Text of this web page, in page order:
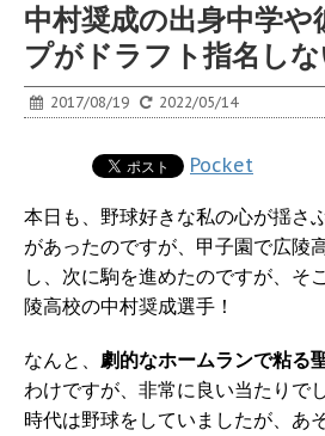
中村奨成の出身中学
プがドラフト指名し
2017/08/19 2022/05/14
Pocket
本日も、野球好きな私の心が揺さ
があったのですが、甲子園で広陵
し、次に駒を進めたのですが、そ
陵高校の中村奨成選手！
なんと、 劇的なホームランで粘る
わけですが、非常に良い当たりで
時代は野球をしていましたが、あ